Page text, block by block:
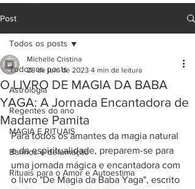
Post
Todos os posts
Astrologia
Regentes do ano
MAGIA E RITUAIS
Banhos e defumação
Rituais para o Amor e Autoestima
Todos os posts
O LIVRO DE MAGIA DA BABA
YAGA: A Jornada Encantadora de
Madame Pamita
Michelle Cristina
28 de jun. de 2023 4 min de leitura
Para todos os amantes da magia natural
e da espiritualidade, preparem-se para
uma jornada mágica e encantadora com
o livro "De Magia da Baba Yaga", escrito